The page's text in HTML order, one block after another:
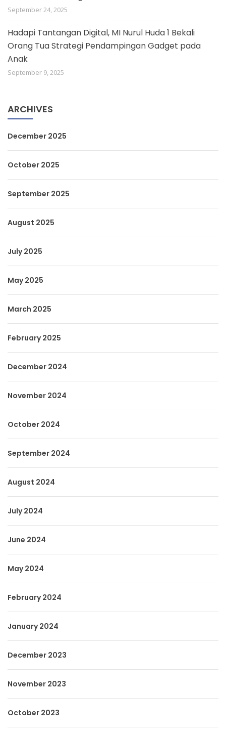
September 24, 2025
Hadapi Tantangan Digital, MI Nurul Huda 1 Bekali
Orang Tua Strategi Pendampingan Gadget pada
Anak
September 9, 2025
ARCHIVES
December 2025
October 2025
September 2025
August 2025
July 2025
May 2025
March 2025
February 2025
December 2024
November 2024
October 2024
September 2024
August 2024
July 2024
June 2024
May 2024
February 2024
January 2024
December 2023
November 2023
October 2023